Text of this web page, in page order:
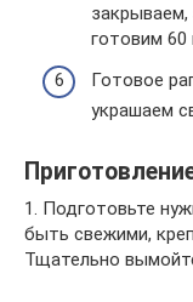
закрываем,
готовим 60
Готовое
украшаем
1. Подготовьте
быть свежими,
Тщательно